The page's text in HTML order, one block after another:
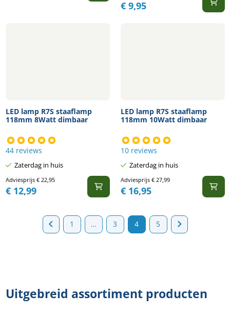
€9,95
LED lamp R7S staaflamp
118mm 8Watt dimbaar
44 reviews
Zaterdag in huis
Adviesprijs €22,95
€12,99
LED lamp R7S staaflamp
118mm 10Watt dimbaar
10 reviews
Zaterdag in huis
Adviesprijs €27,99
€16,95
1 … 3 4 5
Uitgebreid assortiment producten